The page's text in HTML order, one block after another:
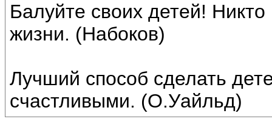
Балуйте своих детей!
жизни. (Набоков)
Лучший способ сделать
счастливыми. (О.Уайльд)